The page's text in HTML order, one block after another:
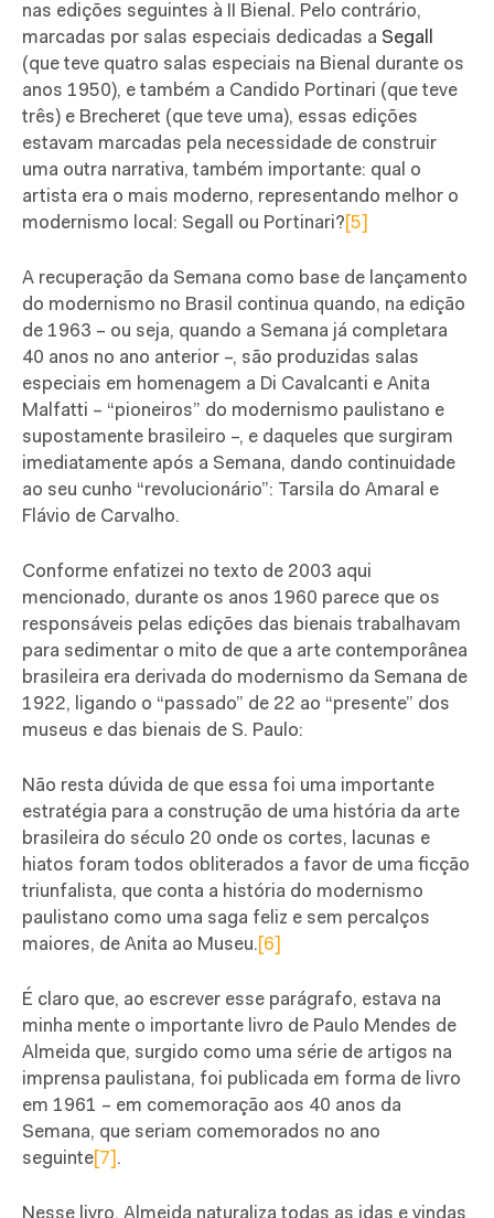
nas edições seguintes à II Bienal. Pelo contrário,
marcadas por salas especiais dedicadas a Segall
(que teve quatro salas especiais na Bienal durante os
anos 1950), e também a Candido Portinari (que teve
três) e Brecheret (que teve uma), essas edições
estavam marcadas pela necessidade de construir
uma outra narrativa, também importante: qual o
artista era o mais moderno, representando melhor o
modernismo local: Segall ou Portinari? [5]
A recuperação da Semana como base de lançamento
do modernismo no Brasil continua quando, na edição
de 1963 – ou seja, quando a Semana já completara
40 anos no ano anterior –, são produzidas salas
especiais em homenagem a Di Cavalcanti e Anita
Malfatti – “pioneiros” do modernismo paulistano e
supostamente brasileiro –, e daqueles que surgiram
imediatamente após a Semana, dando continuidade
ao seu cunho “revolucionário”: Tarsila do Amaral e
Flávio de Carvalho.
Conforme enfatizei no texto de 2003 aqui
mencionado, durante os anos 1960 parece que os
responsáveis pelas edições das bienais trabalhavam
para sedimentar o mito de que a arte contemporânea
brasileira era derivada do modernismo da Semana de
1922, ligando o “passado” de 22 ao “presente” dos
museus e das bienais de S. Paulo:
Não resta dúvida de que essa foi uma importante
estratégia para a construção de uma história da arte
brasileira do século 20 onde os cortes, lacunas e
hiatos foram todos obliterados a favor de uma ficção
triunfalista, que conta a história do modernismo
paulistano como uma saga feliz e sem percalços
maiores, de Anita ao Museu. [6]
É claro que, ao escrever esse parágrafo, estava na
minha mente o importante livro de Paulo Mendes de
Almeida que, surgido como uma série de artigos na
imprensa paulistana, foi publicada em forma de livro
em 1961 – em comemoração aos 40 anos da
Semana, que seriam comemorados no ano
seguinte [7] .
Nesse livro, Almeida naturaliza todas as idas e vindas